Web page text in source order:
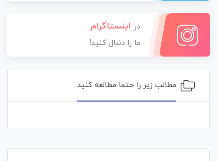
در اینستاگرام
ما را دنبال کنید!
مطالب زیر را حتما مطالعه کنید